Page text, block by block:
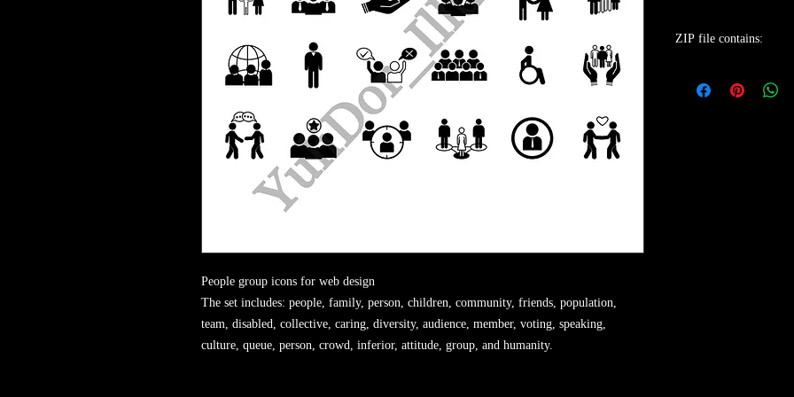
People group icons for web design
The set includes: people, family, person, children, community, friends, population,
team, disabled, collective, caring, diversity, audience, member, voting, speaking,
culture, queue, person, crowd, inferior, attitude, group, and humanity.
ZIP file contains:
- transparent image